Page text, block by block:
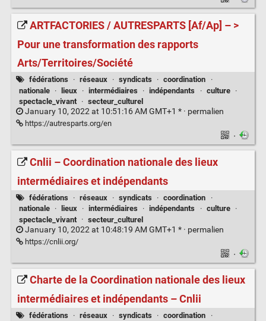
ARTFACTORIES / AUTRESPARTS [Af/Ap] – >
Pour une transformation des rapports
Arts/Territoires/Société
fédérations · réseaux · syndicats · coordination
·
nationale
· lieux · intermédiaires · indépendants · culture
·
spectacle_vivant
· secteur_culturel
January 10, 2022 at 10:51:16 AM GMT+1 * · permalien
https://autresparts.org/en
·
Cnlii – Coordination nationale des lieux
intermédiaires et indépendants
fédérations · réseaux · syndicats · coordination
·
nationale
· lieux · intermédiaires · indépendants · culture
·
spectacle_vivant
· secteur_culturel
January 10, 2022 at 10:48:19 AM GMT+1 * · permalien
https://cnlii.org/
·
Charte de la Coordination nationale des lieux
intermédiaires et indépendants – Cnlii
fédérations · réseaux · syndicats · coordination
·